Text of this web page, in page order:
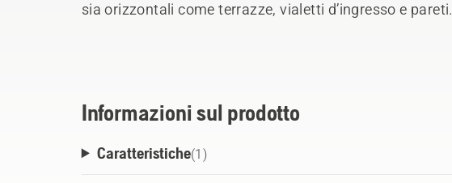
sia orizzontali come terrazze, vialetti d’ingresso e pareti.
Informazioni sul prodotto
Caratteristiche(1 )